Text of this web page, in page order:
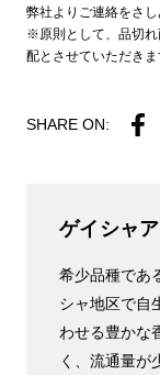
弊社よりご連絡をさ
※原則として、品切れ
配とさせていただきま
SHARE ON:
ゲイシャ
希少品種であ
シャ地区で自
わせる豊かな
く、流通量が